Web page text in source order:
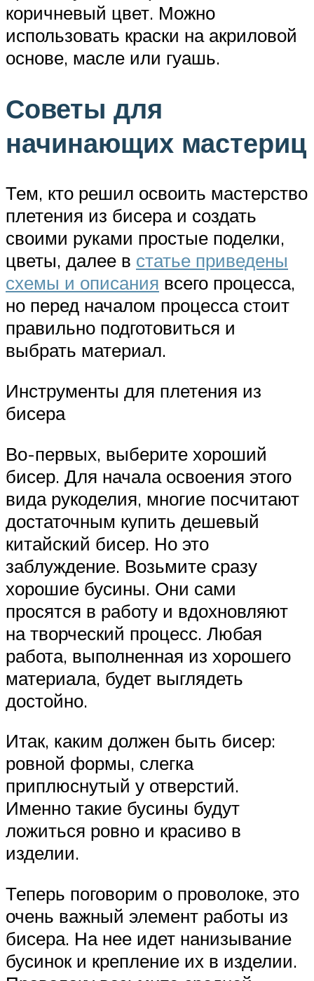
коричневый цвет. Можно
использовать краски на акриловой
основе, масле или гуашь.
Советы для
начинающих мастериц
Тем, кто решил освоить мастерство
плетения из бисера и создать
своими руками простые поделки,
цветы, далее в статье приведены
схемы и описания всего процесса,
но перед началом процесса стоит
правильно подготовиться и
выбрать материал.
Инструменты для плетения из
бисера
Во-первых, выберите хороший
бисер. Для начала освоения этого
вида рукоделия, многие посчитают
достаточным купить дешевый
китайский бисер. Но это
заблуждение. Возьмите сразу
хорошие бусины. Они сами
просятся в работу и вдохновляют
на творческий процесс. Любая
работа, выполненная из хорошего
материала, будет выглядеть
достойно.
Итак, каким должен быть бисер:
ровной формы, слегка
приплюснутый у отверстий.
Именно такие бусины будут
ложиться ровно и красиво в
изделии.
Теперь поговорим о проволоке, это
очень важный элемент работы из
бисера. На нее идет нанизывание
бусинок и крепление их в изделии.